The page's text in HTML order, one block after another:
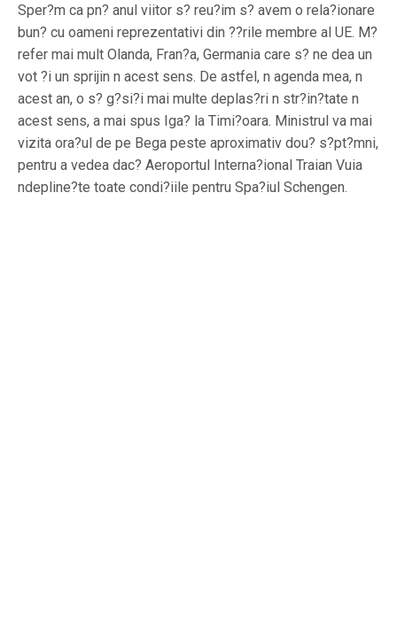
Sper?m ca pn? anul viitor s? reu?im s? avem o rela?ionare
bun? cu oameni reprezentativi din ??rile membre al UE. M?
refer mai mult Olanda, Fran?a, Germania care s? ne dea un
vot ?i un sprijin n acest sens. De astfel, n agenda mea, n
acest an, o s? g?si?i mai multe deplas?ri n str?in?tate n
acest sens, a mai spus Iga? la Timi?oara. Ministrul va mai
vizita ora?ul de pe Bega peste aproximativ dou? s?pt?mni,
pentru a vedea dac? Aeroportul Interna?ional Traian Vuia
ndepline?te toate condi?iile pentru Spa?iul Schengen.